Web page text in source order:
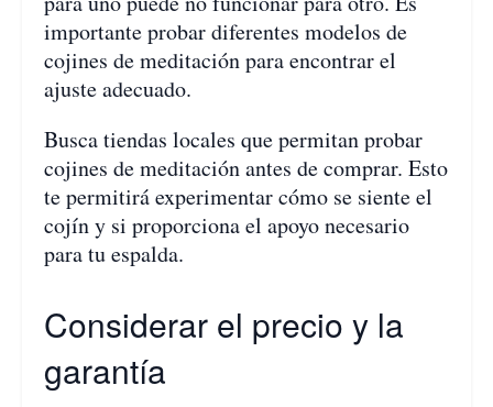
importante probar diferentes modelos de
cojines de meditación para encontrar el
ajuste adecuado.
Busca tiendas locales que permitan probar
cojines de meditación antes de comprar. Esto
te permitirá experimentar cómo se siente el
cojín y si proporciona el apoyo necesario
para tu espalda.
Considerar el precio y la
garantía